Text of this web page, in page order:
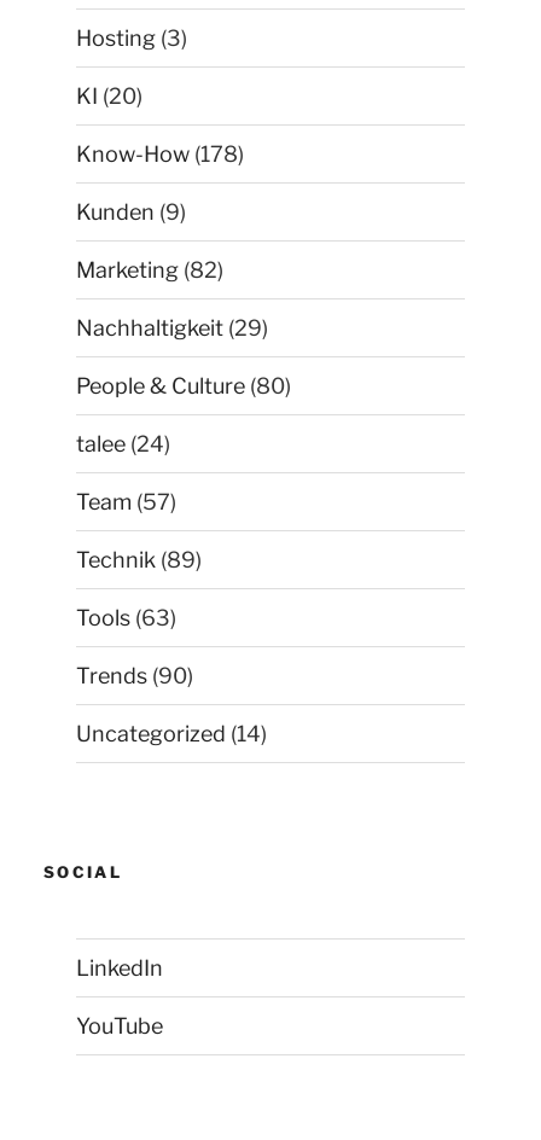
Hosting (3)
KI (20)
Know-How (178)
Kunden (9)
Marketing (82)
Nachhaltigkeit (29)
People & Culture (80)
talee (24)
Team (57)
Technik (89)
Tools (63)
Trends (90)
Uncategorized (14)
SOCIAL
LinkedIn
YouTube